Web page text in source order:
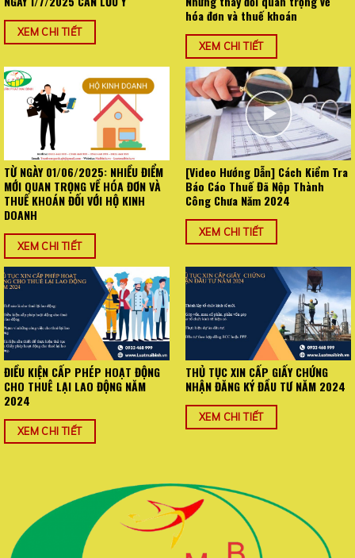
XEM CHI TIẾT
hóa đơn và thuế khoán
XEM CHI TIẾT
TỪ NGÀY 01/06/2025: NHIỀU ĐIỂM
MỚI QUAN TRỌNG VỀ HÓA ĐƠN VÀ
THUẾ KHOÁN ĐỐI VỚI HỘ KINH
DOANH
XEM CHI TIẾT
[Video Hướng Dẫn] Cách Kiểm Tra
Báo Cáo Thuế Đã Nộp Thành
Công Chưa Năm 2024
XEM CHI TIẾT
ĐIỀU KIỆN CẤP PHÉP HOẠT ĐỘNG
CHO THUÊ LẠI LAO ĐỘNG NĂM
2024
XEM CHI TIẾT
THỦ TỤC XIN CẤP GIẤY CHỨNG
NHẬN ĐĂNG KÝ ĐẦU TƯ NĂM 2024
XEM CHI TIẾT